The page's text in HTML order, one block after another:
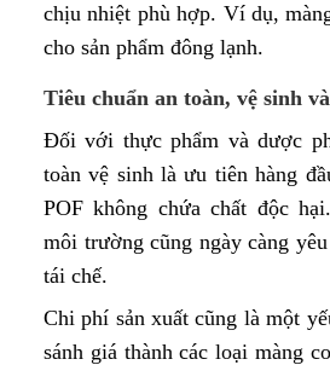
chịu nhiệt phù hợp. Ví dụ,
cho sản phẩm đông lạnh.
Tiêu chuẩn an toàn, vệ sinh
Đối với thực phẩm và dược
toàn vệ sinh là ưu tiên hàng
POF không chứa chất độc
môi trường cũng ngày càng
tái chế.
Chi phí sản xuất cũng là một
sánh giá thành các loại màng